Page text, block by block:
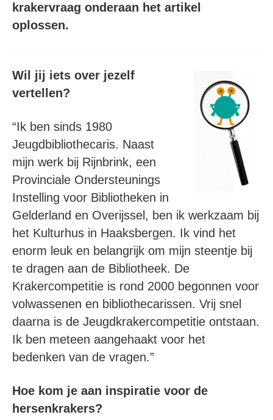
krakervraag onderaan het artikel
oplossen.
Wil jij iets over jezelf
vertellen?
“Ik ben sinds 1980
Jeugdbibliothecaris. Naast
mijn werk bij Rijnbrink, een
Provinciale Ondersteunings
Instelling voor Bibliotheken in
Gelderland en Overijssel, ben ik werkzaam bij
het Kulturhus in Haaksbergen. Ik vind het
enorm leuk en belangrijk om mijn steentje bij
te dragen aan de Bibliotheek. De
Krakercompetitie is rond 2000 begonnen voor
volwassenen en bibliothecarissen. Vrij snel
daarna is de Jeugdkrakercompetitie ontstaan.
Ik ben meteen aangehaakt voor het
bedenken van de vragen.”
Hoe kom je aan inspiratie voor de
hersenkrakers?